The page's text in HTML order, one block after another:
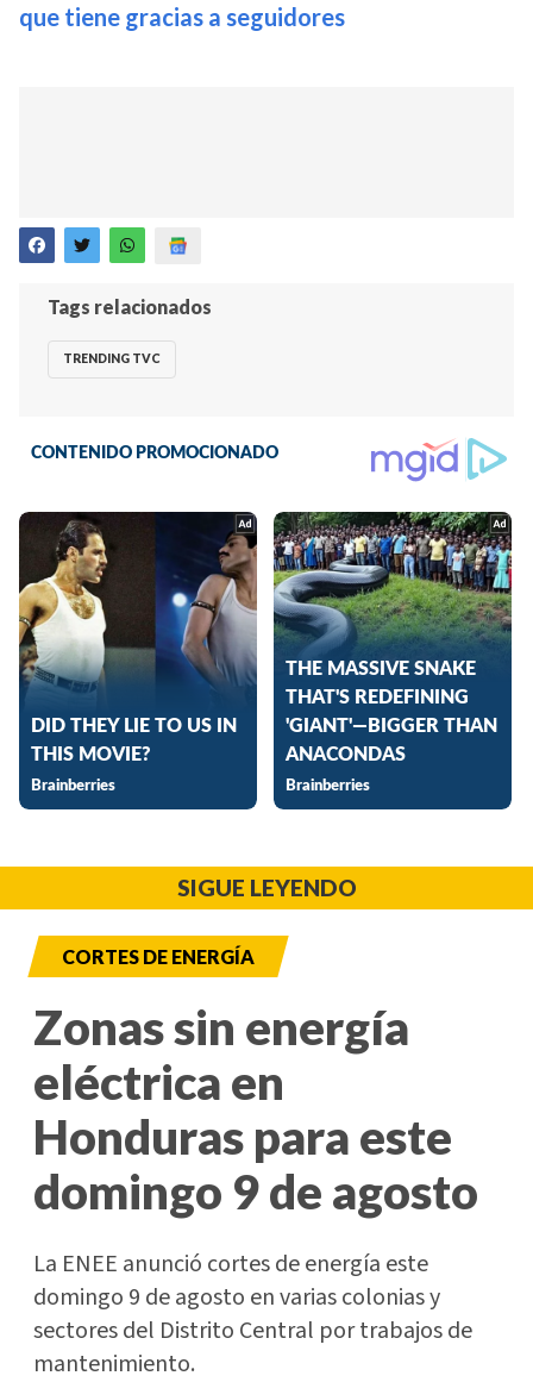
que tiene gracias a seguidores
Tags relacionados
TRENDING TVC
SIGUE LEYENDO
CORTES DE ENERGÍA
Zonas sin energía
eléctrica en
Honduras para este
domingo 9 de agosto
La ENEE anunció cortes de energía este
domingo 9 de agosto en varias colonias y
sectores del Distrito Central por trabajos de
mantenimiento.